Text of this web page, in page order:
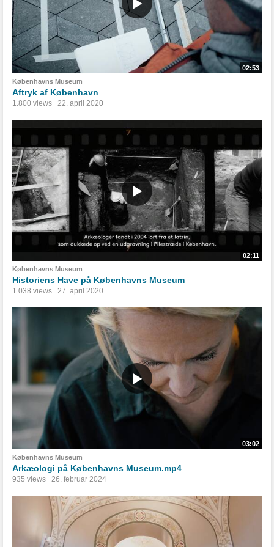
02:53
Københavns Museum
Aftryk af København
1.800 views 22. april 2020
02:11
Københavns Museum
Historiens Have på Københavns Museum
1.038 views 27. april 2020
03:02
Københavns Museum
Arkæologi på Københavns Museum.mp4
935 views 26. februar 2024